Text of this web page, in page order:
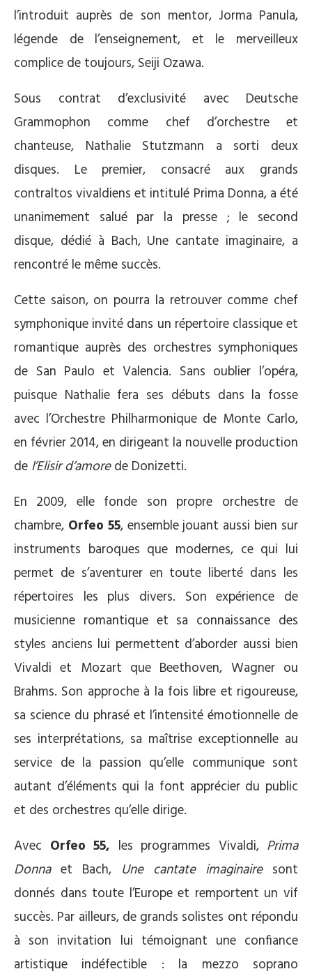
l’introduit auprès de son mentor, Jorma Panula,
légende de l’enseignement, et le merveilleux
complice de toujours, Seiji Ozawa.
Sous contrat d’exclusivité avec Deutsche
Grammophon comme chef d’orchestre et
chanteuse, Nathalie Stutzmann a sorti deux
disques. Le premier, consacré aux grands
contraltos vivaldiens et intitulé Prima Donna, a été
unanimement salué par la presse ; le second
disque, dédié à Bach, Une cantate imaginaire, a
rencontré le même succès.
Cette saison, on pourra la retrouver comme chef
symphonique invité dans un répertoire classique et
romantique auprès des orchestres symphoniques
de San Paulo et Valencia. Sans oublier l’opéra,
puisque Nathalie fera ses débuts dans la fosse
avec l’Orchestre Philharmonique de Monte Carlo,
en février 2014, en dirigeant la nouvelle production
de l’Elisir d’amorede Donizetti.
En 2009, elle fonde son propre orchestre de
chambre, Orfeo 55, ensemble jouant aussi bien sur
instruments baroques que modernes, ce qui lui
permet de s’aventurer en toute liberté dans les
répertoires les plus divers. Son expérience de
musicienne romantique et sa connaissance des
styles anciens lui permettent d’aborder aussi bien
Vivaldi et Mozart que Beethoven, Wagner ou
Brahms. Son approche à la fois libre et rigoureuse,
sa science du phrasé et l’intensité émotionnelle de
ses interprétations, sa maîtrise exceptionnelle au
service de la passion qu’elle communique sont
autant d’éléments qui la font apprécier du public
et des orchestres qu’elle dirige.
Avec Orfeo 55, les programmes Vivaldi, Prima
Donnaet Bach, Une cantate imaginairesont
donnés dans toute l’Europe et remportent un vif
succès. Par ailleurs, de grands solistes ont répondu
à son invitation lui témoignant une confiance
artistique indéfectible : la mezzo soprano